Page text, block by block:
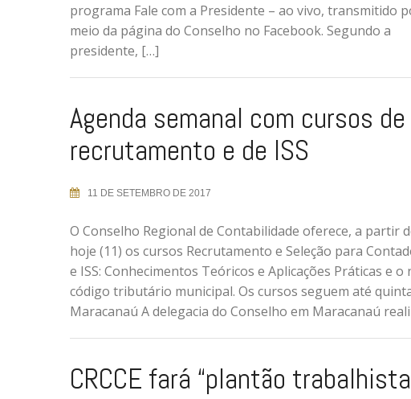
programa Fale com a Presidente – ao vivo, transmitido
meio da página do Conselho no Facebook. Segundo a
presidente, […]
Agenda semanal com cursos de
recrutamento e de ISS
11 DE SETEMBRO DE 2017
O Conselho Regional de Contabilidade oferece, a partir
hoje (11) os cursos Recrutamento e Seleção para
e ISS: Conhecimentos Teóricos e Aplicações Práticas e o
código tributário municipal. Os cursos seguem até
Maracanaú A delegacia do Conselho em Maracanaú
CRCCE fará “plantão